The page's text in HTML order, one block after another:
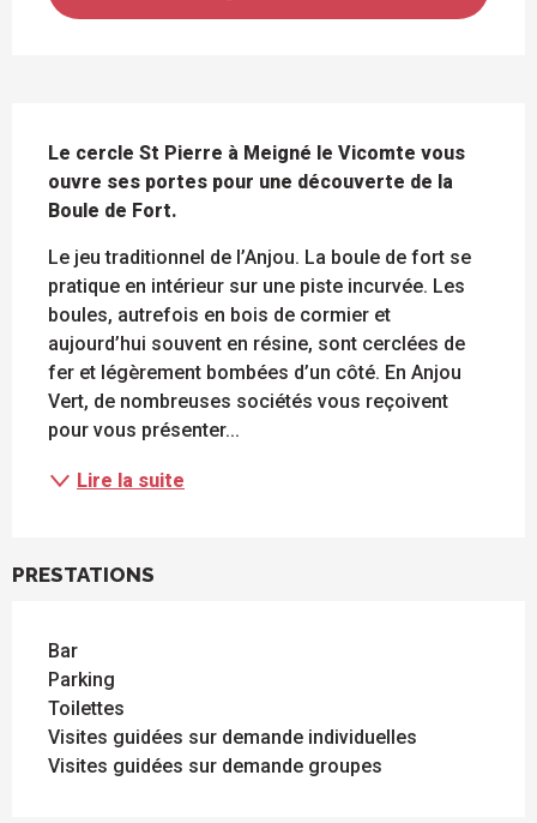
Le cercle St Pierre à Meigné le Vicomte vous
ouvre ses portes pour une découverte de la
Boule de Fort.
Le jeu traditionnel de l’Anjou. La boule de fort se
pratique en intérieur sur une piste incurvée. Les
boules, autrefois en bois de cormier et
aujourd’hui souvent en résine, sont cerclées de
fer et légèrement bombées d’un côté. En Anjou
Vert, de nombreuses sociétés vous reçoivent
pour vous présenter...
Lire la suite
PRESTATIONS
Bar
Parking
Toilettes
Visites guidées sur demande individuelles
Visites guidées sur demande groupes